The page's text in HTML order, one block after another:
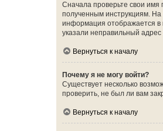
Сначала проверьте свои имя
полученным инструкциям.
информация отображается в
указали неправильный
Вернуться к началу
Почему я не могу войти?
Существует несколько
проверить, не был ли вам
Вернуться к началу